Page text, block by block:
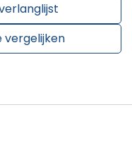
vergelijken